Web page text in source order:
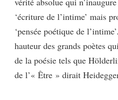
‘écriture de l’intime’ mais
‘pensée poétique de
hauteur des grands poètes
de la poésie tels que
de l’« Être » dirait